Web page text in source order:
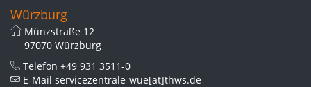
Würzburg
Münzstraße 12
97070 Würzburg
Telefon +49 931 3511-0
E-Mail servicezentrale-wue[at]thws.de